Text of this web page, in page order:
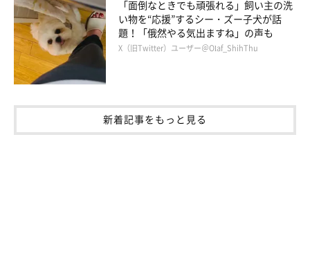
仲良く日向ぼっこ♪
ここちゃんに毎日優しく接しているなつちゃんに、飼い主さんは
「面倒なときでも頑張れる」飼い主の洗
い物を“応援”するシー・ズー子犬が話
題！「俄然やる気出ますね」の声も
X（旧Twitter）ユーザー＠Olaf_ShihThu
新着記事をもっと見る